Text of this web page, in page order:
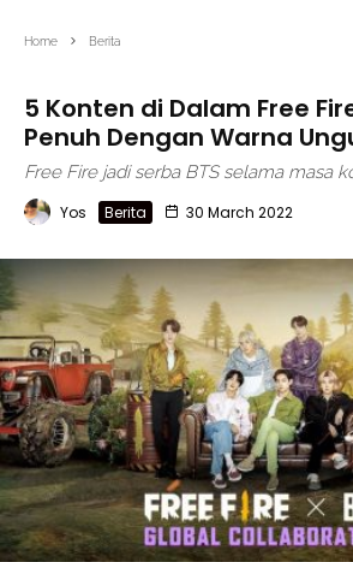
Home Berita
5 Konten di Dalam Free
Penuh Dengan Warna
Free Fire jadi serba BTS selama masa
Yos Berita 30 March 2022